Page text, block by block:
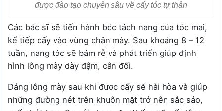
được đào tạo chuyên sâu về cấy tóc tự thân
Các bác sĩ sẽ tiến hành bóc tách nang của tóc mai,
kế tiếp cấy vào vùng chân mày. Sau khoảng 8 – 12
tuần, nang tóc sẽ bám rễ và phát triển giúp định
hình lông mày dày đậm, cân đối.
Dáng lông mày sau khi được cấy sẽ hài hòa và giúp
những đường nét trên khuôn mặt trở nên sắc sảo,